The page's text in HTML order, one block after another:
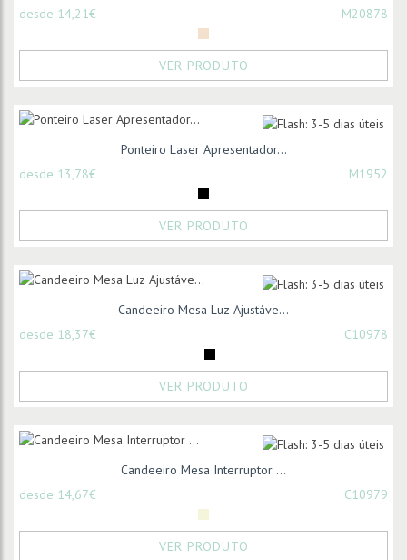
desde 14,21€
M20878
VER PRODUTO
Ponteiro Laser Apresentador...
desde 13,78€
M1952
VER PRODUTO
Candeeiro Mesa Luz Ajustáve...
desde 18,37€
C10978
VER PRODUTO
Candeeiro Mesa Interruptor ...
desde 14,67€
C10979
VER PRODUTO